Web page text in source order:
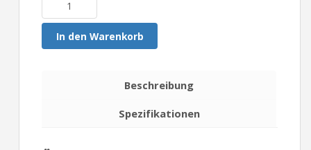
In den Warenkorb
Beschreibung
Spezifikationen